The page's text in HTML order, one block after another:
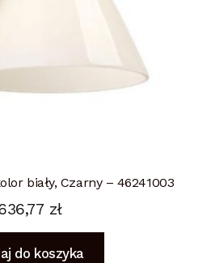
biały, Czarny – 46241003
zł
do koszyka